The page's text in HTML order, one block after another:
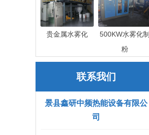
贵金属水雾化
500KW水雾化制
粉
联系我们
景县鑫研中频热能设备有限公
司